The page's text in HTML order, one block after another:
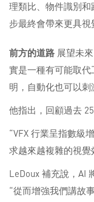
理類比、物件識別
步最終會帶來更具視
前方的道路 展望未
實是一種有可能取
明，自動化也可以刺
他指出，回顧過去
“VFX 行業呈指數級
求越來越複雜的視覺
LeDoux 補充說，AI
“從而增強我們講故